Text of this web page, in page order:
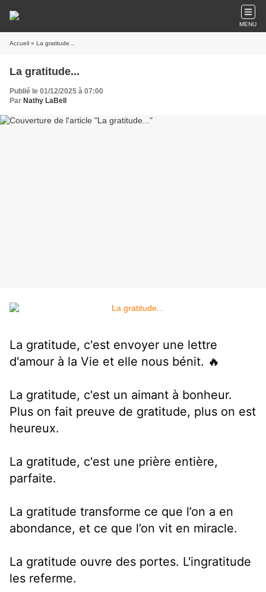
MENU
Accueil » La gratitude...
La gratitude...
Publié le 01/12/2025 à 07:00
Par Nathy LaBell
La gratitude, c'est envoyer une lettre
d'amour à la Vie et elle nous bénit. 🔥
La gratitude, c'est un aimant à bonheur.
Plus on fait preuve de gratitude, plus on est
heureux.
La gratitude, c'est une prière entière,
parfaite.
La gratitude transforme ce que l’on a en
abondance, et ce que l’on vit en miracle.
La gratitude ouvre des portes. L'ingratitude
les referme.